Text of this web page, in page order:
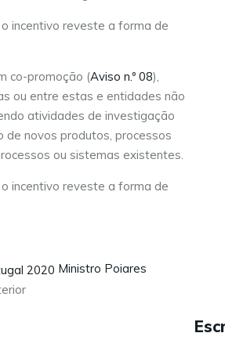
incentivo reveste a forma de
co-promoção (Aviso n.º 08),
ou entre estas e entidades não
atividades de investigação
de novos produtos, processos
ou sistemas existentes.
incentivo reveste a forma de
Ministro Poiares